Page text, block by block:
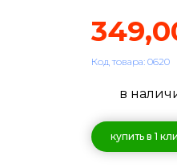
Код товара: 0620
в
купить в 1